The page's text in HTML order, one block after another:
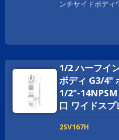
ンチサイドボディ
ディ広範囲のラフ
中の衛生認証を取
スを拡大するため
す。 スレッドサ
タマイズされてお
M28XP1.5などが
1/2 ハーフイ
ボディ G3/4"
1/2"-
口 ワイドス
2SV167H